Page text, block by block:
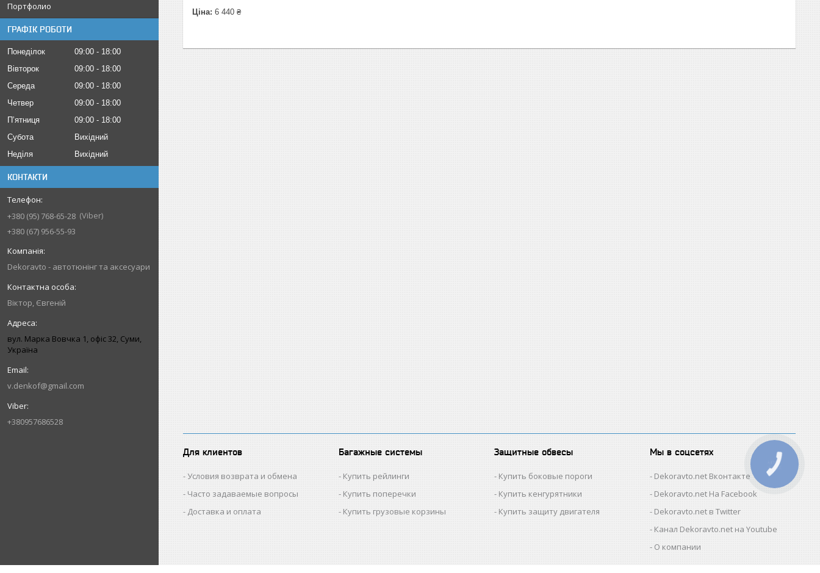
Портфолио
ГРАФІК РОБОТИ
Понеділок 09:00
18:00
Вівторок
09:00
18:00
Середа
09:00
18:00
Четвер
09:00
18:00
Пʼятниця
09:00
18:00
Субота
Вихідний
Неділя
Вихідний
КОНТАКТИ
+380 (95) 768-65-28 Viber
+380 (67) 956-55-93
Dekoravto - автотюнінг та аксесуари
Віктор, Євгеній
вул. Марка Вовчка 1, офіс 32, Суми,
Україна
v.denkof@gmail.com
+380957686528
Ціна: 6 440 ₴
Для клиентов
Условия возврата и обмена
Часто задаваемые вопросы
Доставка и оплата
Багажные системы
Купить рейлинги
Купить поперечки
Купить грузовые корзины
Защитные обвесы
Купить боковые пороги
Купить кенгурятники
Купить защиту двигателя
Мы в соцсетях
Dekoravto.net Вконтакте
Dekoravto.net На Facebook
Dekoravto.net в Twitter
Канал Dekoravto.net на Youtube
О компании
КНОПКА
ЗВ'ЯЗКУ